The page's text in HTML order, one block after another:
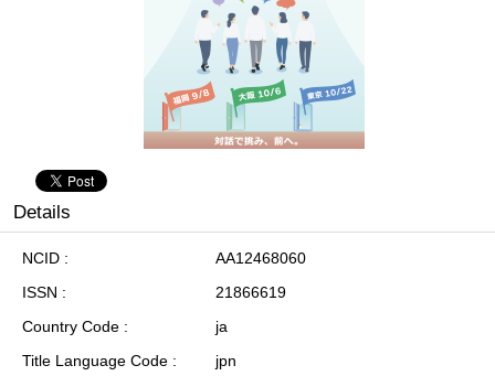
Details
NCID
AA12468060
ISSN
21866619
Country Code
ja
Title Language Code
jpn